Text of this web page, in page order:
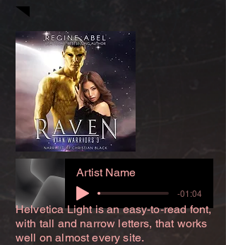
Artist Name
-01:04
Helvetica Light is an easy-to-read font,
with tall and narrow letters, that works
well on almost every site.